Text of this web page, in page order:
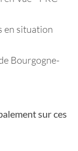
en situation
Bourgogne-
sur ces